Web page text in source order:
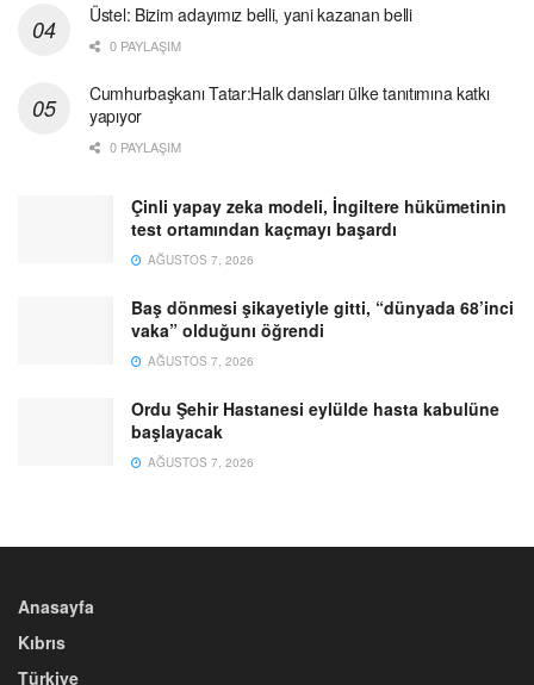
Üstel: Bizim adayımız belli, yani kazanan belli
0 PAYLAŞIM
Cumhurbaşkanı Tatar:Halk dansları ülke tanıtımına katkı
yapıyor
0 PAYLAŞIM
Çinli yapay zeka modeli, İngiltere hükümetinin
test ortamından kaçmayı başardı
AĞUSTOS 7, 2026
Baş dönmesi şikayetiyle gitti, “dünyada 68’inci
vaka” olduğunı öğrendi
AĞUSTOS 7, 2026
Ordu Şehir Hastanesi eylülde hasta kabulüne
başlayacak
AĞUSTOS 7, 2026
Anasayfa
Kıbrıs
Türkiye